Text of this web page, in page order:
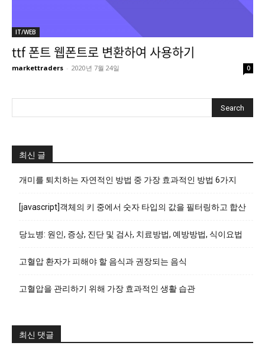
IT/WEB
ttf 폰트 웹폰트로 변환하여 사용하기
markettraders - 2020년 7월 24일 0
최신 글
개미를 퇴치하는 자연적인 방법 중 가장 효과적인 방법 6가지
[javascript]객체의 키 중에서 숫자 타입의 값을 필터링하고 합산
당뇨병: 원인, 증상, 진단 및 검사, 치료방법, 예방방법, 식이요법
고혈압 환자가 피해야 할 음식과 권장되는 음식
고혈압을 관리하기 위해 가장 효과적인 생활 습관
최신 댓글